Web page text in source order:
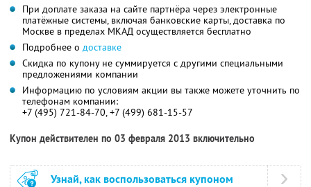
При доплате заказа на сайте партнёра через электронные
платёжные системы, включая банковские карты, доставка по
Москве в пределах МКАД осуществляется бесплатно
Подробнее о доставке
Скидка по купону не суммируется с другими специальными
предложениями компании
Информацию по условиям акции вы также можете уточнить по
телефонам компании:
+7 (495) 721-84-70, +7 (499) 681-15-57
Купон действителен по 03 февраля 2013 включительно
Узнай, как воспользоваться купоном